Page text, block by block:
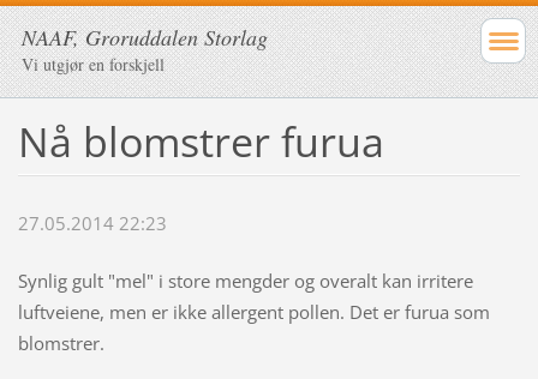
NAAF, Groruddalen Storlag
Vi utgjør en forskjell
Nå blomstrer furua
27.05.2014 22:23
Synlig gult "mel" i store mengder og overalt kan irritere
luftveiene, men er ikke allergent pollen. Det er furua som
blomstrer.